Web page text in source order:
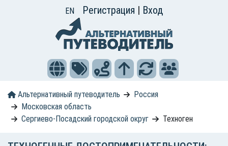
EN Регистрация | Вход
Альтернативный путеводитель
Россия
Московская область
Сергиево-Посадский городской округ
Техноген